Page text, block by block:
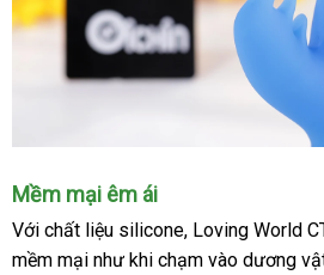
Nhánh
rung
giúp
kích
Mềm mại êm ái
Với chất liệu silicone, Loving World
mềm mại như khi chạm vào dương